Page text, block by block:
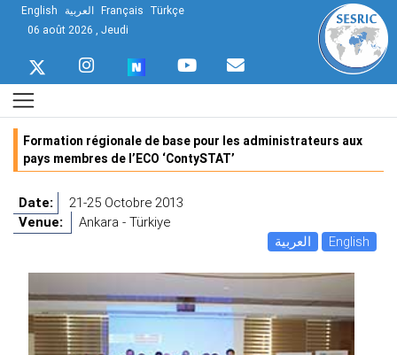
English العربية Français Türkçe
06 août 2026 , Jeudi
Formation régionale de base pour les administrateurs aux
pays membres de l’ECO ‘ContySTAT’
Date:
21-25 Octobre 2013
Venue:
Ankara - Türkiye
العربية
English